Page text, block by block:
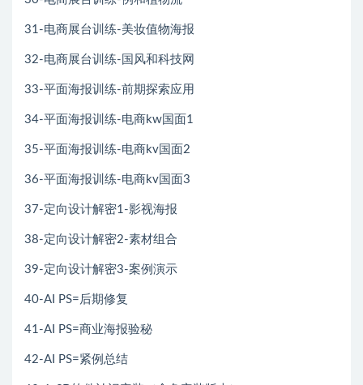
31-电商展台训练-美妆值物海报
32-电商展台训练-国风和科技网
33-平面海报训练-前期探索应用
34-平面海报训练-电商kw国面1
35-平面海报训练-电商kv国面2
36-平面海报训练-电商kv国面3
37-定向设计解密1-影视海报
38-定向设计解密2-素材组合
39-定向设计解密3-案例演示
40-AI PS=后期修复
41-AI PS=商业海报验秘
42-AI PS=紧例总结